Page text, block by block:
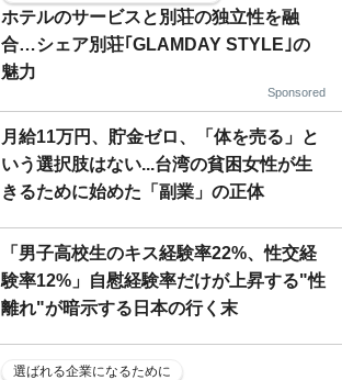
ホテルのサービスと別荘の独立性を融
合…シェア別荘｢GLAMDAY STYLE｣の
魅力
Sponsored
月給11万円、貯金ゼロ、「体を売る」と
いう選択肢はない...台湾の貧困女性が生
きるために始めた「副業」の正体
「男子高校生のキス経験率22%、性交経
験率12%」自慰経験率だけが上昇する"性
離れ"が暗示する日本の行く末
選ばれる企業になるために